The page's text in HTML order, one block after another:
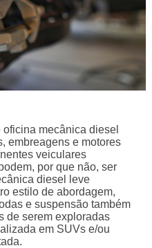
mecânica diesel
embreagens e motores
veiculares
por que não, ser
diesel leve
estilo de abordagem,
e suspensão também
de serem exploradas
em SUVs e/ou